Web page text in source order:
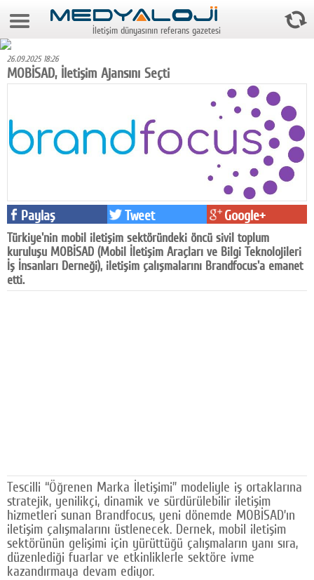
6 Ağustos 2026 17:09:42
Foto Galeri
Medya
Teknoloji
Televizyon
Dünya
Reklam
Yazarlar
Künye
SOSYAL MEDYA
İletişim dünyasının referans gazetesi
26.09.2025 18:26
MOBİSAD, İletişim Ajansını Seçti
Paylaş Tweet Google+
Türkiye'nin mobil iletişim sektöründeki öncü sivil toplum
kuruluşu MOBİSAD (Mobil İletişim Araçları ve Bilgi Teknolojileri
İş İnsanları Derneği), iletişim çalışmalarını Brandfocus'a emanet
etti.
Tescilli “Öğrenen Marka İletişimi” modeliyle iş ortaklarına
stratejik, yenilikçi, dinamik ve sürdürülebilir iletişim
hizmetleri sunan Brandfocus, yeni dönemde MOBİSAD’ın
iletişim çalışmalarını üstlenecek. Dernek, mobil iletişim
sektörünün gelişimi için yürüttüğü çalışmaların yanı sıra,
düzenlediği fuarlar ve etkinliklerle sektöre ivme
kazandırmaya devam ediyor.